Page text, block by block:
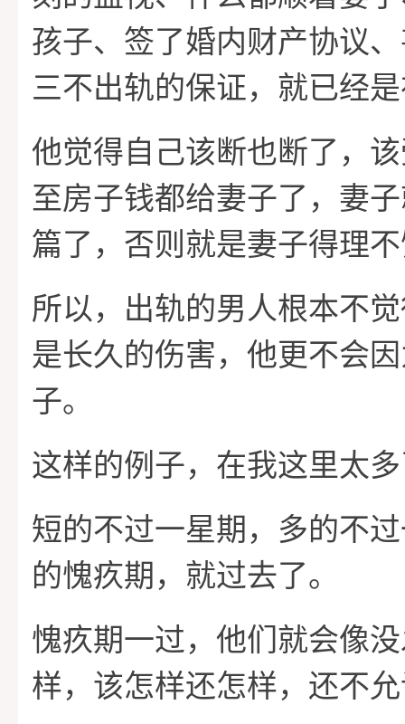
孩子、签了婚内财产协议
三不出轨的保证，就已经
他觉得自己该断也断了，
至房子钱都给妻子了，妻
篇了，否则就是妻子得理
所以，出轨的男人根本不
是长久的伤害，他更不会
子。
这样的例子，在我这里太
短的不过一星期，多的不
的愧疚期，就过去了。
愧疚期一过，他们就会像
样，该怎样还怎样，还不